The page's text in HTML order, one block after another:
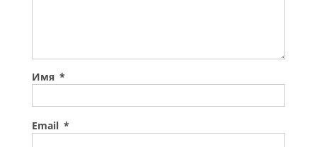
Имя *
Email *